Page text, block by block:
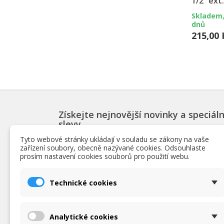
dnů
215,00
Získejte nejnovější novinky a
slevy
PRODUKTY
Nejpopulárnější bazénové produkty
Tyto webové stránky ukládají v souladu se zákony na vaše
zařízení soubory, obecně nazývané cookies. Odsouhlaste
prosím nastavení cookies souborů pro použití webu.
Technické cookies
Analytické cookies